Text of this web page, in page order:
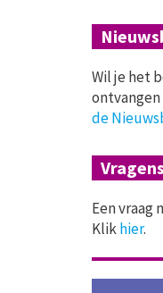
Wil je het
ontvangen
de
Een vraag
Klikhier.